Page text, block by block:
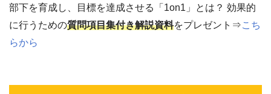
部下を育成し、目標を達成させる「1on1」とは？ 効果的
に行うための質問項目集付き解説資料をプレゼント⇒こち
らから